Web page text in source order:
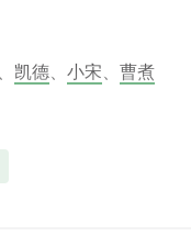
、 凯德、 小宋、 曹煮